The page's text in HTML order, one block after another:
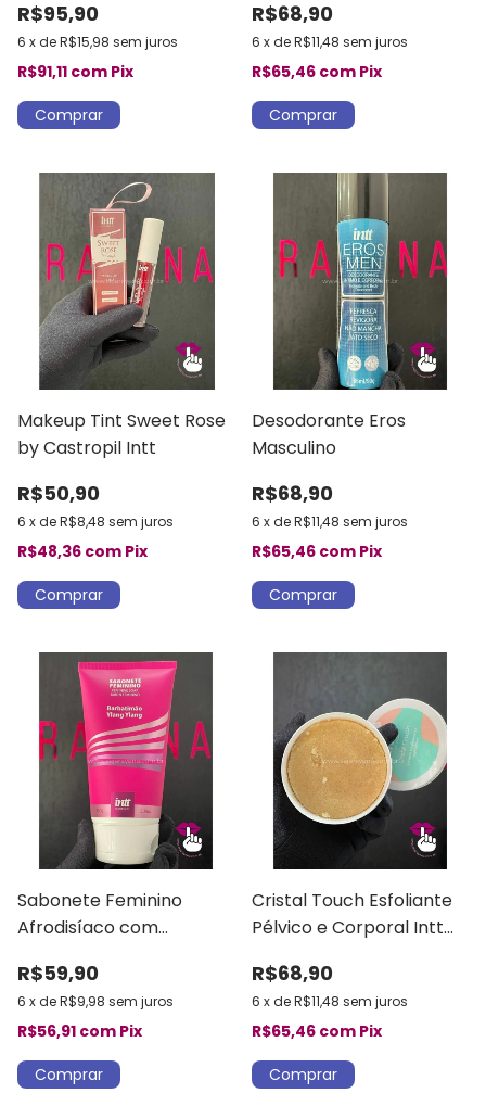
R$95,90
6 xdeR$15,98 sem juros
R$91,11 com Pix
R$68,90
6 xdeR$11,48 sem juros
R$65,46 com Pix
Makeup Tint Sweet Rose
by Castropil Intt
R$50,90
6 xdeR$8,48 sem juros
R$48,36 com Pix
Desodorante Eros
Masculino
R$68,90
6 xdeR$11,48 sem juros
R$65,46 com Pix
Sabonete Feminino
Afrodisíaco com
R$59,90
6 xdeR$9,98 sem juros
R$56,91 com Pix
Cristal Touch Esfoliante
Pélvico e Corporal Intt
R$68,90
6 xdeR$11,48 sem juros
R$65,46 com Pix